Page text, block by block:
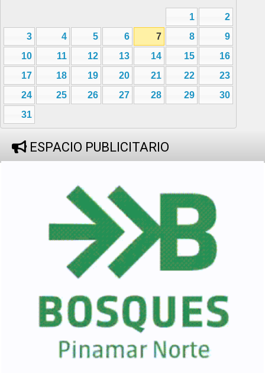
1
2
3
4 5 6 7 8
9
10
11 12 13 14 15
16
17
18 19 20 21 22
23
24
25 26 27 28 29
30
31
ESPACIO PUBLICITARIO